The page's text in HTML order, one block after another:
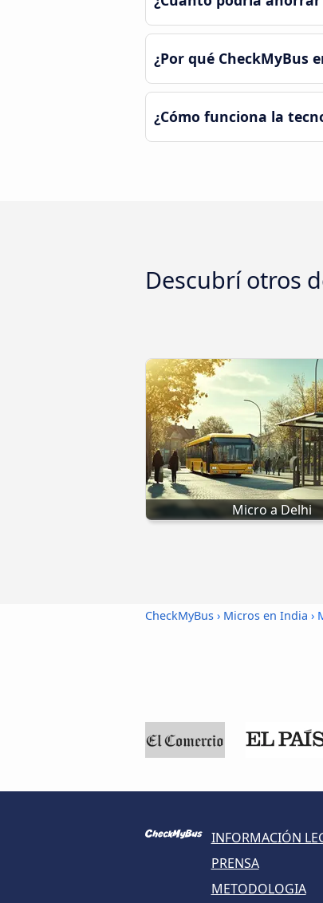
¿Por qué CheckMyBus
¿Cómo funciona la
Descubrí otros
Micro a Delhi
CheckMyBus › Micros en India ›
INFORMACIÓN
PRENSA
METODOLOGIA